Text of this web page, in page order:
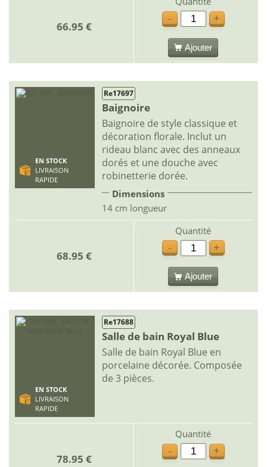
66.95 €
-
+
Ajouter
EN STOCK
LIVRAISON
RAPIDE
Re17697
Baignoire
Baignoire de style classique et
décoration florale. Inclut un
rideau blanc avec des anneaux
dorés et une douche avec
robinetterie dorée.
Dimensions
14 cm longueur
68.95 €
Quantité
-
+
Ajouter
EN STOCK
LIVRAISON
RAPIDE
Re17688
Salle de bain Royal Blue
Salle de bain Royal Blue en
porcelaine décorée. Composée
de 3 pièces.
78.95 €
Quantité
-
+